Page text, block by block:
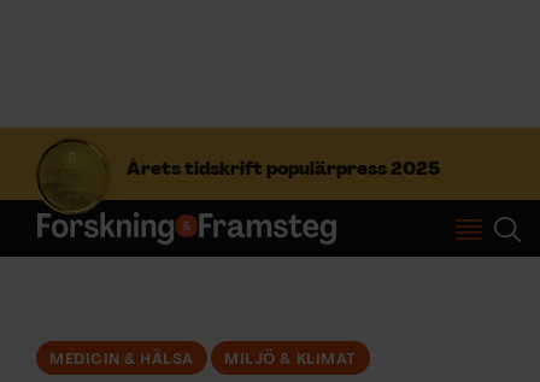
Årets tidskrift populärpress 2025
S
f
t
Prenumerera
MEDICIN & HÄLSA MILJÖ & KLIMAT